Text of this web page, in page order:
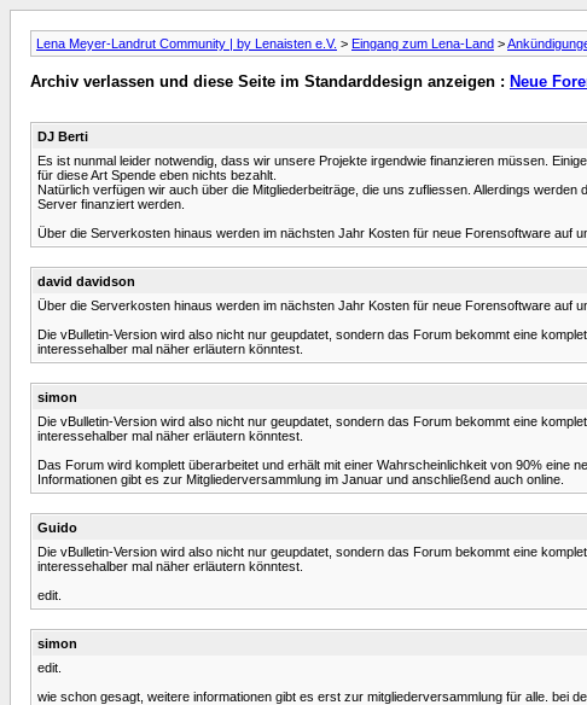
Lena Meyer-Landrut Community | by Lenaisten e.V. > Eingang zum Lena-Land >
Archiv verlassen und diese Seite im Standarddesign anzeigen : Neue
DJ Berti
Es ist nunmal leider notwendig, dass wir unsere Projekte irgendwie finanzieren müssen.
für diese Art Spende eben nichts bezahlt.
Natürlich verfügen wir auch über die Mitgliederbeiträge, die uns zufliessen. Allerdings
Server finanziert werden.
Über die Serverkosten hinaus werden im nächsten Jahr Kosten für neue Forensoftware auf
david davidson
Über die Serverkosten hinaus werden im nächsten Jahr Kosten für neue Forensoftware auf
Die vBulletin-Version wird also nicht nur geupdatet, sondern das Forum bekommt eine
interessehalber mal näher erläutern könntest.
simon
Die vBulletin-Version wird also nicht nur geupdatet, sondern das Forum bekommt eine
interessehalber mal näher erläutern könntest.
Das Forum wird komplett überarbeitet und erhält mit einer Wahrscheinlichkeit von 90% eine
Informationen gibt es zur Mitgliederversammlung im Januar und anschließend auch online.
Guido
Die vBulletin-Version wird also nicht nur geupdatet, sondern das Forum bekommt eine
interessehalber mal näher erläutern könntest.
edit.
simon
edit.
wie schon gesagt, weitere informationen gibt es erst zur mitgliederversammlung für alle. bei